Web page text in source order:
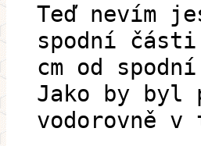
Teď nevím
spodní
cm od
Jako by byl
vodorovně v